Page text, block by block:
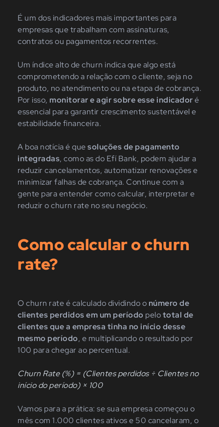
É um dos indicadores mais importantes para
empresas que trabalham com assinaturas,
contratos ou pagamentos recorrentes.
Um índice alto de churn indica que algo está
comprometendo a relação com o cliente, seja no
produto, no atendimento ou na etapa de cobrança.
Por isso, monitorar e agir sobre esse indicadoré
essencial para garantir crescimento sustentável e
estabilidade financeira.
A boa notícia é quesoluções de pagamento
integradas, como as do Efí Bank, podem ajudar a
reduzir cancelamentos, automatizar renovações e
minimizar falhas de cobrança. Continue com a
gente para entender como calcular, interpretar e
reduzir o churn rate no seu negócio.
Como calcular o churn
rate?
O churn rate é calculado dividindo o número de
clientes perdidos em um período pelototal de
clientes que a empresa tinha no início desse
mesmo período, e multiplicando o resultado por
100 para chegar ao percentual.
Churn Rate (%) = (Clientes perdidos ÷ Clientes no
início do período) × 100
Vamos para a prática: se sua empresa começou o
mês com 1.000 clientes ativos e 50 cancelaram, o